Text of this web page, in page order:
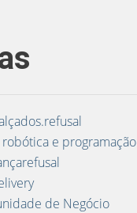
e programação
de Negócio